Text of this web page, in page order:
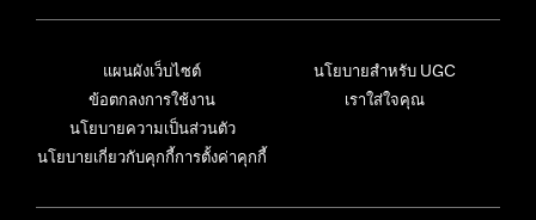
แผนผังเว็บไซต์
ข้อตกลงการใช้งาน
นโยบายความเป็นส่วนตัว
นโยบายเกี่ยวกับคุกกี้การตั้งค่าคุกกี้
นโยบายสำหรับ UGC
เราใส่ใจคุณ